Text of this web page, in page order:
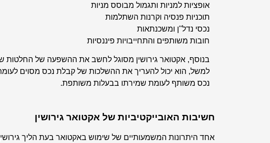
אופציות למניות ותגמול מבוסס מניות
תוכניות פנסיה וקרנות השתלמות
נכסי נדל"ן ומשכנתאות
חובות משותפים והתחייבויות פיננסיות
בנוסף, אקטואר גירושין מסוגל לחשב את ההשפעה של החלטות
למשל, הוא יכול להעריך את ההשלכות של קבלת נכס מסוים
נכס משותף לעומת שמירתו בבעלות משותפת.
חשיבות האובייקטיביות של אקטואר גירושין
אחד היתרונות המשמעותיים של שימוש באקטואר בעת הליך